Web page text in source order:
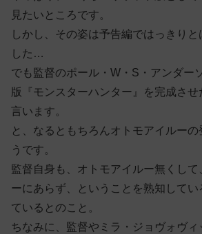
見たいところです。
しかし、その姿は予告編ではっきり
した…
でも監督のポール・W・S・アンダー
版『モンスターハンター』を完成させ
言います。
と、なるともちろんオトモアイルーの
うです。
監督自身も、オトモアイルー無くして
ーにあらず、ということを熟知して
ているとのこと。
ちなみに、監督やミラ・ジョヴォヴ